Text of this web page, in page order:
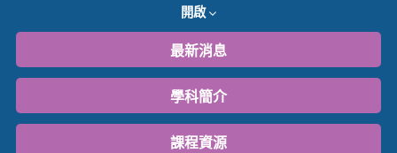
開啟
最新消息
學科簡介
課程資源